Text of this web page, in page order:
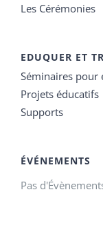
Les Cérémonies
EDUQUER ET
Séminaires pour
Projets éducatifs
Supports
ÉVÉNEMENTS
Pas